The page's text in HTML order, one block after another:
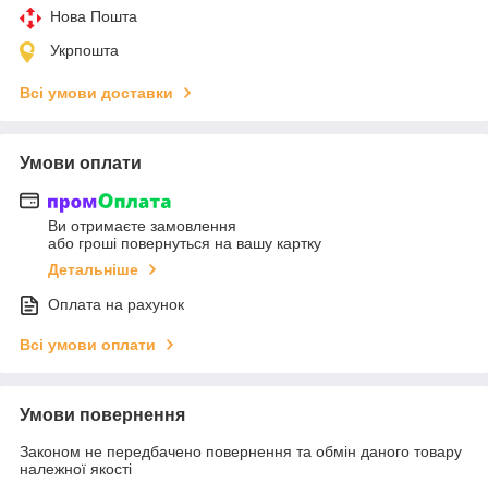
Нова Пошта
Укрпошта
Всі умови доставки
Умови оплати
Ви отримаєте замовлення
або гроші повернуться на вашу картку
Детальніше
Оплата на рахунок
Всі умови оплати
Умови повернення
Законом не передбачено повернення та обмін даного товару
належної якості